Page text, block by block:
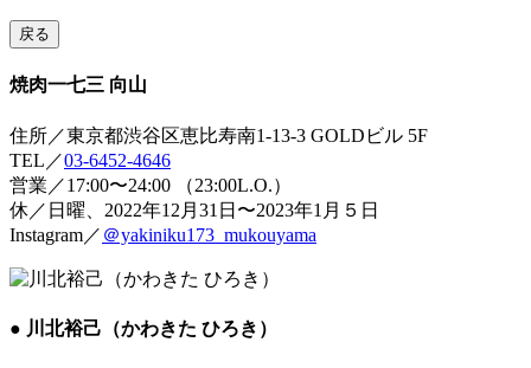
戻る
焼肉一七三 向山
住所／東京都渋谷区恵比寿南1-13-3 GOLDビル 5F
TEL／03-6452-4646
営業／17:00〜24:00 （23:00L.O.）
休／日曜、2022年12月31日〜2023年1月５日
Instagram／ ＠yakiniku173_mukouyama
● 川北裕己（かわきた ひろき）